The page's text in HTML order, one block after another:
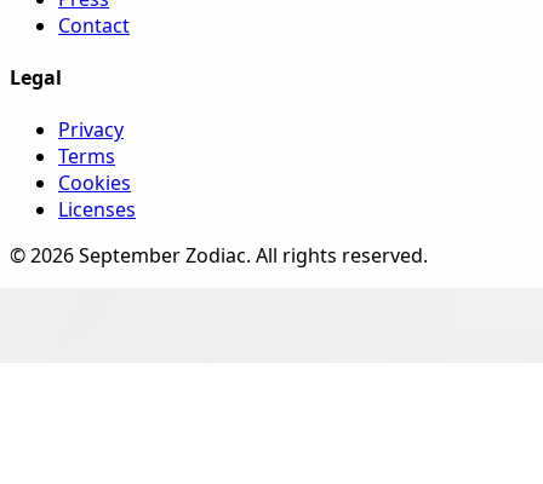
Contact
Legal
Privacy
Terms
Cookies
Licenses
©2026September Zodiac. All rights reserved.